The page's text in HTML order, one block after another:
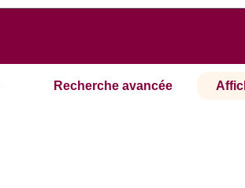
Recherche avancée